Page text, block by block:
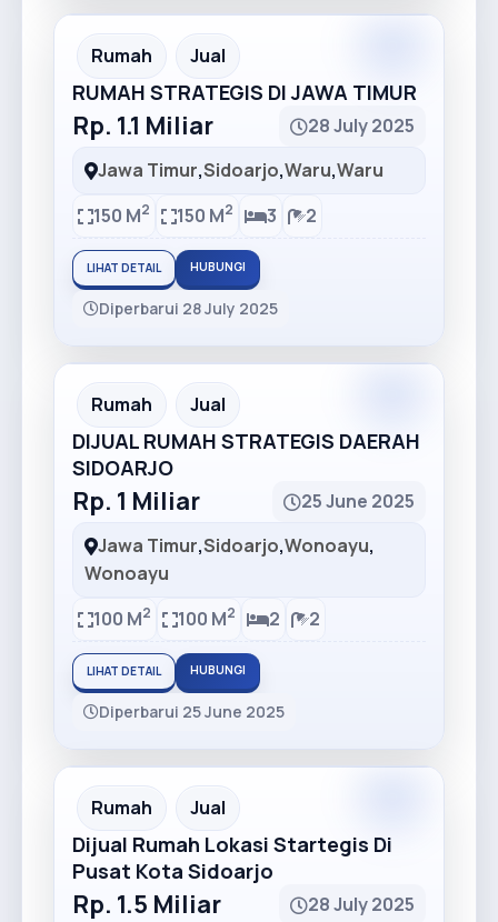
Recommended
Rumah Jual
RUMAH STRATEGIS DI JAWA TIMUR
Rp. 1.1 Miliar
28 July 2025
Jawa Timur,Sidoarjo,Waru,Waru
150 M2 150 M2 3 2
LIHAT DETAIL HUBUNGI
Diperbarui 28 July 2025
Recommended
Rumah Jual
DIJUAL RUMAH STRATEGIS DAERAH
SIDOARJO
Rp. 1 Miliar
25 June 2025
Jawa Timur,Sidoarjo,Wonoayu,
Wonoayu
100 M2 100 M2 2 2
LIHAT DETAIL HUBUNGI
Diperbarui 25 June 2025
Recommended
Rumah Jual
Dijual Rumah Lokasi Startegis Di
Pusat Kota Sidoarjo
Rp. 1.5 Miliar
28 July 2025